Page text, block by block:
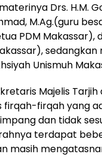
Drs. H.M.
M.Ag.(guru
PDM Makassar),
Unismuh
Majelis
firqah-firqah yang
dan tidak
terdapat
masih